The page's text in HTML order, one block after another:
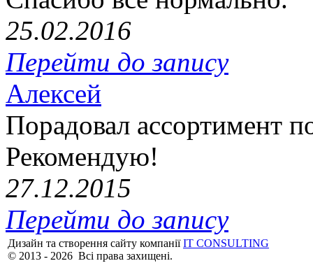
25.02.2016
Перейти до запису
Алексей
Порадовал ассортимент
Рекомендую!
27.12.2015
Перейти до запису
Дизайн та створення сайту компаніїIT CONSULTING
© 2013 - 2026 Всі права захищені.